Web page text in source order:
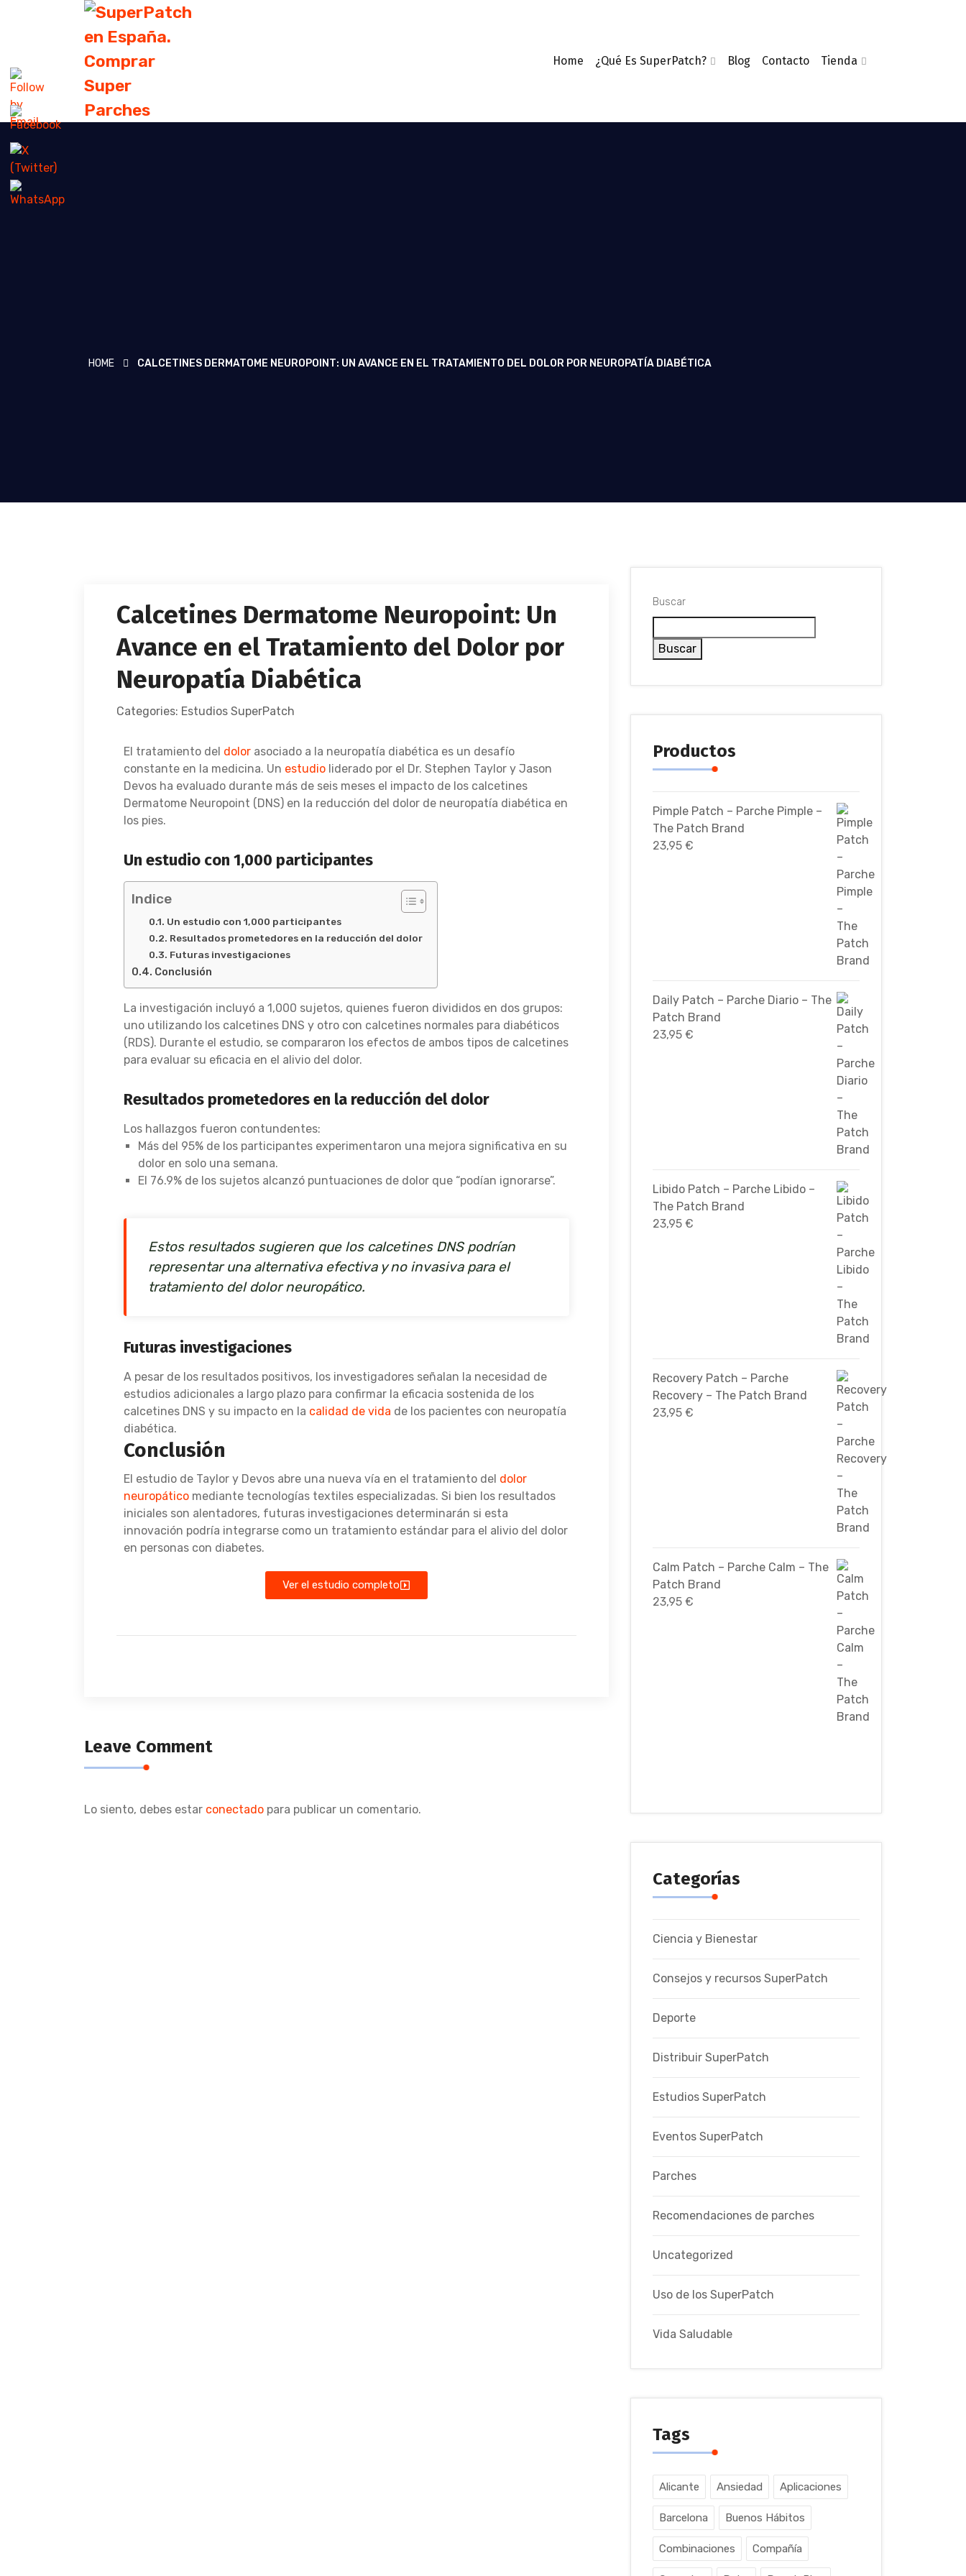
Home ¿Qué Es SuperPatch? Blog Contacto Tienda
HOME CALCETINES DERMATOME NEUROPOINT: UN AVANCE EN EL TRATAMIENTO DEL DOLOR POR NEUROPATÍA DIABÉTICA
Calcetines Dermatome Neuropoint: Un
Avance en el Tratamiento del Dolor por
Neuropatía Diabética
Categories: Estudios SuperPatch
El tratamiento del dolor asociado a la neuropatía diabética es un desafío
constante en la medicina. Un estudio liderado por el Dr. Stephen Taylor y Jason
Devos ha evaluado durante más de seis meses el impacto de los calcetines
Dermatome Neuropoint (DNS) en la reducción del dolor de neuropatía diabética en
los pies.
Un estudio con 1,000 participantes
Indice
Un estudio con 1,000 participantes
Resultados prometedores en la reducción del dolor
Futuras investigaciones
Conclusión
La investigación incluyó a 1,000 sujetos, quienes fueron divididos en dos grupos:
uno utilizando los calcetines DNS y otro con calcetines normales para diabéticos
(RDS). Durante el estudio, se compararon los efectos de ambos tipos de calcetines
para evaluar su eficacia en el alivio del dolor.
Resultados prometedores en la reducción del dolor
Los hallazgos fueron contundentes:
Más del 95% de los participantes experimentaron una mejora significativa en su
dolor en solo una semana.
El 76.9% de los sujetos alcanzó puntuaciones de dolor que “podían ignorarse”.
Estos resultados sugieren que los calcetines DNS podrían
representar una alternativa efectiva y no invasiva para el
tratamiento del dolor neuropático.
Futuras investigaciones
A pesar de los resultados positivos, los investigadores señalan la necesidad de
estudios adicionales a largo plazo para confirmar la eficacia sostenida de los
calcetines DNS y su impacto en la calidad de vida de los pacientes con neuropatía
diabética.
Conclusión
El estudio de Taylor y Devos abre una nueva vía en el tratamiento del dolor
neuropático mediante tecnologías textiles especializadas. Si bien los resultados
iniciales son alentadores, futuras investigaciones determinarán si esta
innovación podría integrarse como un tratamiento estándar para el alivio del dolor
en personas con diabetes.
Ver el estudio completo
Leave Comment
Lo siento, debes estar conectado para publicar un comentario.
Buscar
Buscar
Productos
Pimple Patch – Parche Pimple –
The Patch Brand
23,95 €
Daily Patch – Parche Diario – The
Patch Brand
23,95 €
Libido Patch – Parche Libido –
The Patch Brand
23,95 €
Recovery Patch – Parche
Recovery – The Patch Brand
23,95 €
Calm Patch – Parche Calm – The
Patch Brand
23,95 €
Categorías
Ciencia y Bienestar
Consejos y recursos SuperPatch
Deporte
Distribuir SuperPatch
Estudios SuperPatch
Eventos SuperPatch
Parches
Recomendaciones de parches
Uncategorized
Uso de los SuperPatch
Vida Saludable
Tags
Alicante Ansiedad Aplicaciones
Barcelona Buenos Hábitos
Combinaciones Compañía